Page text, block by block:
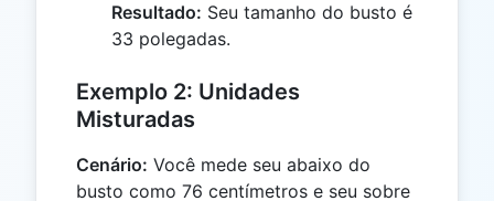
Resultado: Seu tamanho do busto é
33 polegadas.
Exemplo 2: Unidades
Misturadas
Cenário: Você mede seu abaixo do
busto como 76 centímetros e seu sobre